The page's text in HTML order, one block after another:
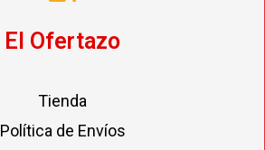
El Ofertazo
Tienda
Política de Envíos